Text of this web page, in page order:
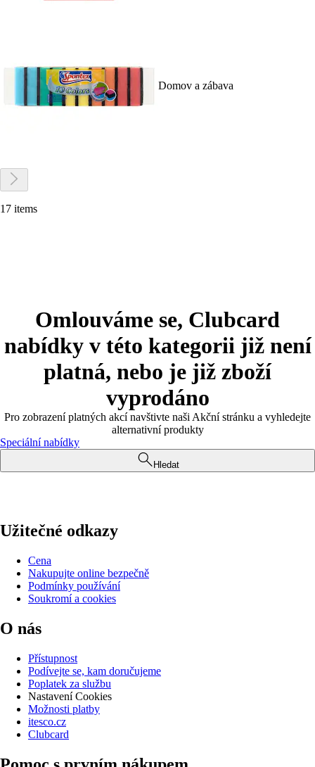
Domov a zábava
17 items
Omlouváme se, Clubcard
nabídky v této kategorii již není
platná, nebo je již zboží
vyprodáno
Pro zobrazení platných akcí navštivte naši Akční stránku a vyhledejte
alternativní produkty
Speciální nabídky
Hledat
Užitečné odkazy
Cena
Nakupujte online bezpečně
Podmínky používání
Soukromí a cookies
O nás
Přístupnost
Podívejte se, kam doručujeme
Poplatek za službu
Nastavení Cookies
Možnosti platby
itesco.cz
Clubcard